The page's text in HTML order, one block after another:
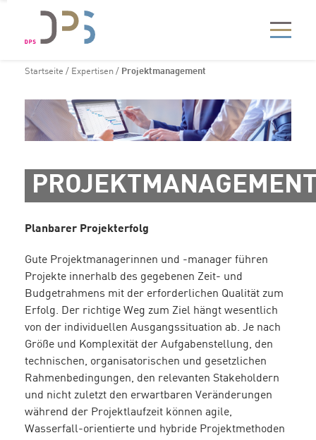
Startseite / Expertisen / Projektmanagement
Planbarer Projekterfolg
Gute Projektmanagerinnen und -manager führen
Projekte innerhalb des gegebenen Zeit- und
Budgetrahmens mit der erforderlichen Qualität zum
Erfolg. Der richtige Weg zum Ziel hängt wesentlich
von der individuellen Ausgangssituation ab. Je nach
Größe und Komplexität der Aufgabenstellung, den
technischen, organisatorischen und gesetzlichen
Rahmenbedingungen, den relevanten Stakeholdern
und nicht zuletzt den erwartbaren Veränderungen
während der Projektlaufzeit können agile,
Wasserfall-orientierte und hybride Projektmethoden